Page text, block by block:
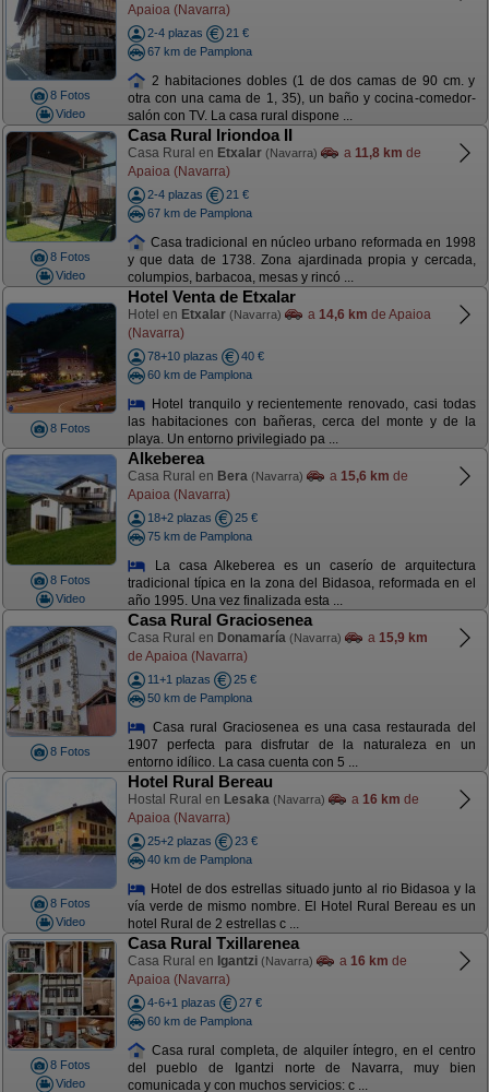
8 Fotos
Video
Apaioa (Navarra)
2-4 plazas
21 €
67 km de Pamplona
2 habitaciones dobles (1 de dos camas de 90 cm. y
otra con una cama de 1, 35), un baño y cocina-comedor-
salón con TV. La casa rural dispone ...
8 Fotos
Video
Casa Rural Iriondoa II
Casa Rural en Etxalar (Navarra) a 11,8 km de
Apaioa (Navarra)
2-4 plazas
21 €
67 km de Pamplona
Casa tradicional en núcleo urbano reformada en 1998
y que data de 1738. Zona ajardinada propia y cercada,
columpios, barbacoa, mesas y rincó ...
8 Fotos
Hotel Venta de Etxalar
Hotel en Etxalar (Navarra) a 14,6 km de Apaioa
(Navarra)
78+10 plazas
40 €
60 km de Pamplona
Hotel tranquilo y recientemente renovado, casi todas
las habitaciones con bañeras, cerca del monte y de la
playa. Un entorno privilegiado pa ...
8 Fotos
Video
Alkeberea
Casa Rural en Bera (Navarra) a 15,6 km de
Apaioa (Navarra)
18+2 plazas
25 €
75 km de Pamplona
La casa Alkeberea es un caserío de arquitectura
tradicional típica en la zona del Bidasoa, reformada en el
año 1995. Una vez finalizada esta ...
8 Fotos
Casa Rural Graciosenea
Casa Rural en Donamaría (Navarra) a 15,9 km
de Apaioa (Navarra)
11+1 plazas
25 €
50 km de Pamplona
Casa rural Graciosenea es una casa restaurada del
1907 perfecta para disfrutar de la naturaleza en un
entorno idílico. La casa cuenta con 5 ...
8 Fotos
Video
Hotel Rural Bereau
Hostal Rural en Lesaka (Navarra) a 16 km de
Apaioa (Navarra)
25+2 plazas
23 €
40 km de Pamplona
Hotel de dos estrellas situado junto al rio Bidasoa y la
vía verde de mismo nombre. El Hotel Rural Bereau es un
hotel Rural de 2 estrellas c ...
8 Fotos
Video
Casa Rural Txillarenea
Casa Rural en Igantzi (Navarra) a 16 km de
Apaioa (Navarra)
4-6+1 plazas
27 €
60 km de Pamplona
Casa rural completa, de alquiler íntegro, en el centro
del pueblo de Igantzi norte de Navarra, muy bien
comunicada y con muchos servicios: c ...